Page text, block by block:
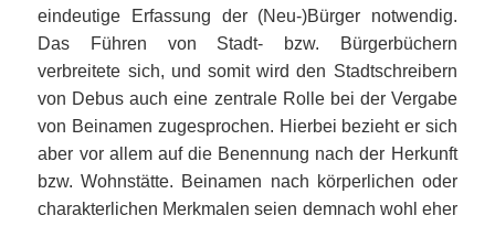
eindeutige Erfassung der (Neu-)Bürger notwendig.
Das Führen von Stadt- bzw. Bürgerbüchern
verbreitete sich, und somit wird den Stadtschreibern
von Debus auch eine zentrale Rolle bei der Vergabe
von Beinamen zugesprochen. Hierbei bezieht er sich
aber vor allem auf die Benennung nach der Herkunft
bzw. Wohnstätte. Beinamen nach körperlichen oder
charakterlichen Merkmalen seien demnach wohl eher